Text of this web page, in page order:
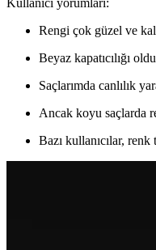
Kullanıcı yorumları:
Rengi çok güzel ve
Beyaz kapatıcılığı
Saçlarımda canlılık
Ancak koyu saçlarda
Bazı kullanıcılar,